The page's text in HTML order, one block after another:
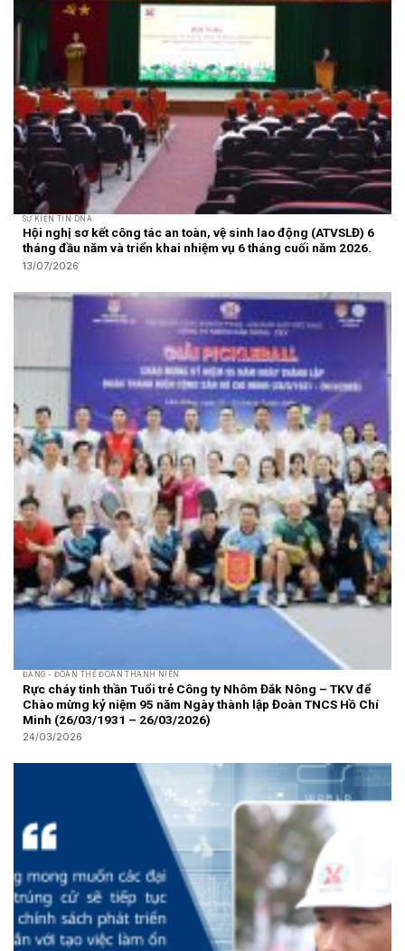
SỰ KIỆN TIN DNA
Hội nghị sơ kết công tác an toàn, vệ sinh lao động (ATVSLĐ) 6
tháng đầu năm và triển khai nhiệm vụ 6 tháng cuối năm 2026.
13/07/2026
ĐẢNG - ĐOÀN THỂ ĐOÀN THANH NIÊN
Rực cháy tinh thần Tuổi trẻ Công ty Nhôm Đắk Nông – TKV để
Chào mừng kỷ niệm 95 năm Ngày thành lập Đoàn TNCS Hồ Chí
Minh (26/03/1931 – 26/03/2026)
24/03/2026